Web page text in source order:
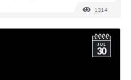
1314
JUL
30